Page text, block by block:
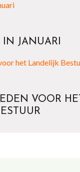
JANUARI
VOOR HET